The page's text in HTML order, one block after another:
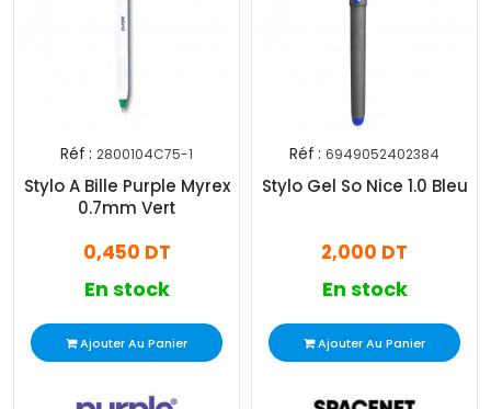
Réf : 2800104C75-1
Stylo A Bille Purple Myrex
0.7mm Vert
0,450 DT
En stock
Ajouter Au Panier
Réf : 6949052402384
Stylo Gel So Nice 1.0 Bleu
2,000 DT
En stock
Ajouter Au Panier